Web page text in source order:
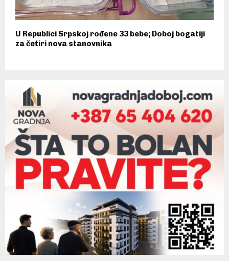
U Republici Srpskoj rođene 33 bebe; Doboj bogatiji
za četiri nova stanovnika